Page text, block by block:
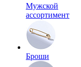
Мужской
ассортимент
Броши